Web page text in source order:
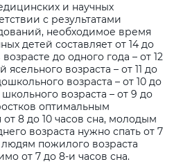
и научных
с результатами
необходимое время
детей составляет от 14 до
до одного года – от 12
ясельного возраста – от 11 до
возраста – от 10 до
возраста – от 9 до
оптимальным
8 до 10 часов сна, молодым
возраста нужно спать от 7
людям пожилого возраста
от 7 до 8-и часов сна.